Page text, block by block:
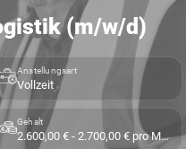
(m/w/d)
Anstellungsart
Vollzeit
Gehalt
2.600,00 € - 2.700,00 € pro Monat